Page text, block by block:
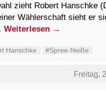
zieht Robert Hanschke
Wählerschaft sieht er
Weiterlesen →
Hanschke #Spree-Neiße
Freitag,